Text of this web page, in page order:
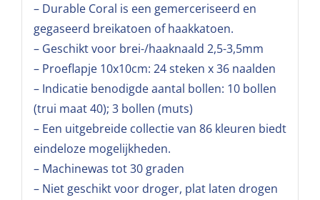
– Durable Coral is een gemerceriseerd en
gegaseerd breikatoen of haakkatoen.
– Geschikt voor brei-/haaknaald 2,5-3,5mm
– Proeflapje 10x10cm: 24 steken x 36 naalden
– Indicatie benodigde aantal bollen: 10 bollen
(trui maat 40); 3 bollen (muts)
– Een uitgebreide collectie van 86 kleuren biedt
eindeloze mogelijkheden.
– Machinewas tot 30 graden
– Niet geschikt voor droger, plat laten drogen